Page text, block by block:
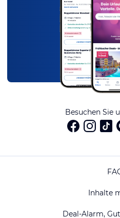
Besuchen Sie
Inhalte
Deal-Alarm,